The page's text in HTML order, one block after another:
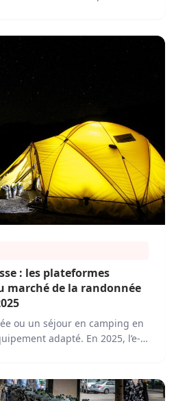
: les plateformes
marché de la randonnée
ou un séjour en camping en
adapté. En 2025, l’e-
produits et services.